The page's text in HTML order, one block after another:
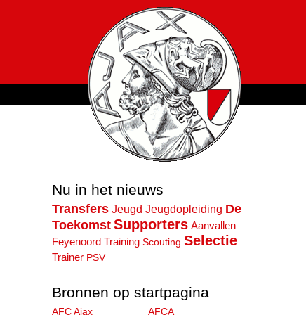
Nu in het nieuws
Transfers Jeugd Jeugdopleiding De
Toekomst Supporters Aanvallen
Feyenoord Training Scouting Selectie
Trainer PSV
Bronnen op startpagina
AFC Ajax
AFCA